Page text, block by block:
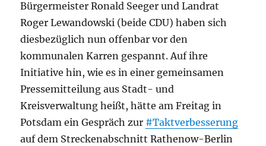
Bürgermeister Ronald Seeger und Landrat
Roger Lewandowski (beide CDU) haben sich
diesbezüglich nun offenbar vor den
kommunalen Karren gespannt. Auf ihre
Initiative hin, wie es in einer gemeinsamen
Pressemitteilung aus Stadt- und
Kreisverwaltung heißt, hätte am Freitag in
Potsdam ein Gespräch zur #Taktverbesserung
auf dem Streckenabschnitt Rathenow-Berlin